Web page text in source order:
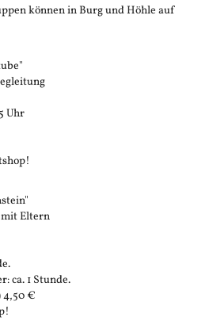
können in Burg und Höhle auf
Uhr
mit Eltern
ca. 1 Stunde.
4,50 €